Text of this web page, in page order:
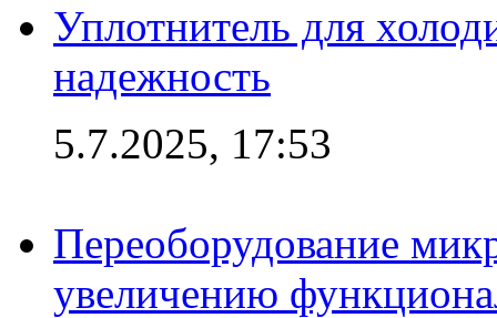
Уплотнитель для
надежность
5.7.2025, 17:53
Переоборудование
увеличению